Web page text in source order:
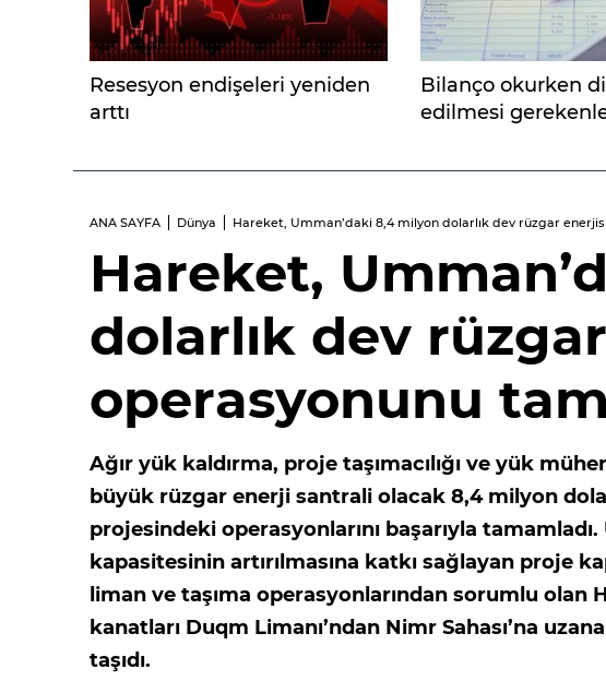
Resesyon endişeleri yeniden
arttı
Bilanço okurken
edilmesi
ANA SAYFA Dünya Hareket, Umman’daki 8,4 milyon dolarlık dev rüzgar
Hareket,
dolarlık dev
operasyonunu
Ağır yük kaldırma, proje taşımacılığı ve yük
büyük rüzgar enerji santrali olacak 8,4 milyon
projesindeki operasyonlarını başarıyla
kapasitesinin artırılmasına katkı sağlayan proje
liman ve taşıma operasyonlarından sorumlu
kanatları Duqm Limanı’ndan Nimr Sahası’na
taşıdı.